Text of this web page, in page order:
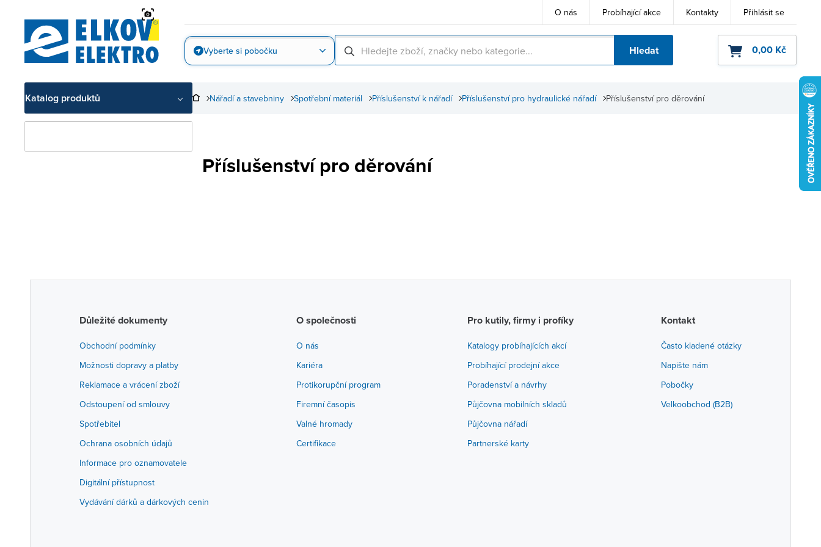
O nás Probíhající akce Kontakty Přihlásit se
Vyberte si pobočku Hledat 0,00 Kč
Katalog produktů Příslušenství pro děrování
Příslušenství pro hydraulické nářadí
Příslušenství k nářadí
Spotřební materiál
Nářadí a stavebniny
Příslušenství pro děrování
Důležité dokumenty
Obchodní podmínky
Možnosti dopravy a platby
Reklamace a vrácení zboží
Odstoupení od smlouvy
Spotřebitel
Ochrana osobních údajů
Informace pro oznamovatele
Digitální přístupnost
Vydávání dárků a dárkových cenin
O společnosti
O nás
Kariéra
Protikorupční program
Firemní časopis
Valné hromady
Certifikace
Pro kutily, firmy i profíky
Katalogy probíhajících akcí
Probíhající prodejní akce
Poradenství a návrhy
Půjčovna mobilních skladů
Půjčovna nářadí
Partnerské karty
Kontakt
Často kladené otázky
Napište nám
Pobočky
Velkoobchod (B2B)